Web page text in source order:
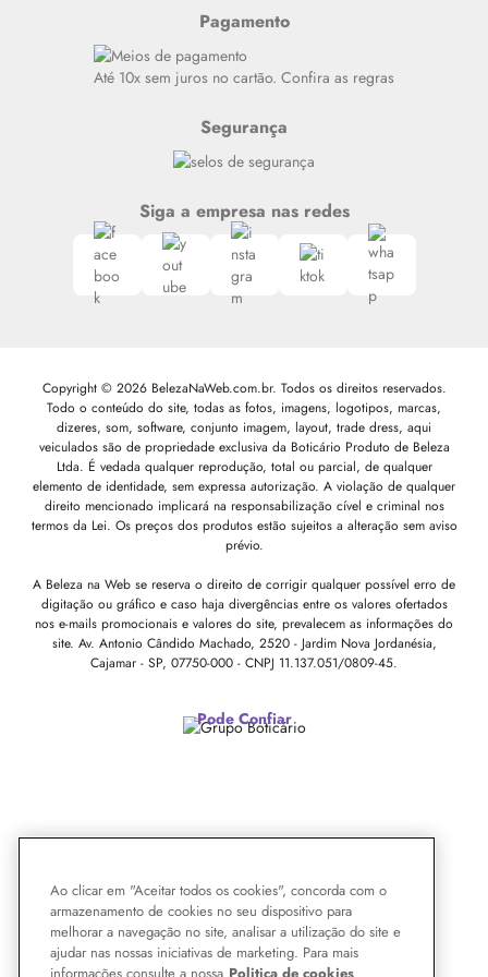
Siga nosso canal no Whatsapp
Pagamento
Até 10x sem juros no cartão. Confira as regras
Segurança
Siga a empresa nas redes
Copyright © 2026 BelezaNaWeb.com.br. Todos os direitos reservados.
Todo o conteúdo do site, todas as fotos, imagens, logotipos, marcas,
dizeres, som, software, conjunto imagem, layout, trade dress, aqui
veiculados são de propriedade exclusiva da Boticário Produto de Beleza
Ltda. É vedada qualquer reprodução, total ou parcial, de qualquer
elemento de identidade, sem expressa autorização. A violação de qualquer
direito mencionado implicará na responsabilização cível e criminal nos
termos da Lei. Os preços dos produtos estão sujeitos a alteração sem aviso
prévio.
A Beleza na Web se reserva o direito de corrigir qualquer possível erro de
digitação ou gráfico e caso haja divergências entre os valores ofertados
nos e-mails promocionais e valores do site, prevalecem as informações do
site. Av. Antonio Cândido Machado, 2520 - Jardim Nova Jordanésia,
Cajamar - SP, 07750-000 - CNPJ 11.137.051/0809-45.
Pode Confiar
Ao clicar em "Aceitar todos os cookies", concorda com o
armazenamento de cookies no seu dispositivo para
melhorar a navegação no site, analisar a utilização do site e
ajudar nas nossas iniciativas de marketing. Para mais